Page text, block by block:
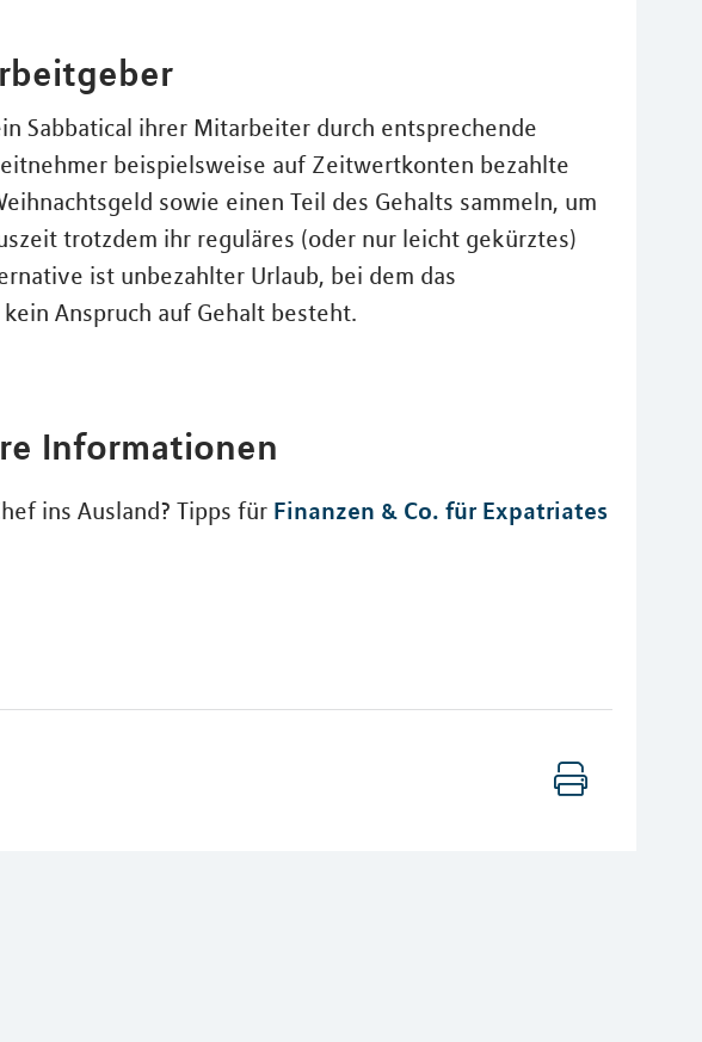
Sabbatical ihrer Mitarbeiter durch entsprechende
beispielsweise auf Zeitwertkonten bezahlte
sowie einen Teil des Gehalts sammeln, um
trotzdem ihr reguläres (oder nur leicht gekürztes)
ist unbezahlter Urlaub, bei dem das
Anspruch auf Gehalt besteht.
Informationen
ins Ausland? Tipps für Finanzen & Co. für Expatriates